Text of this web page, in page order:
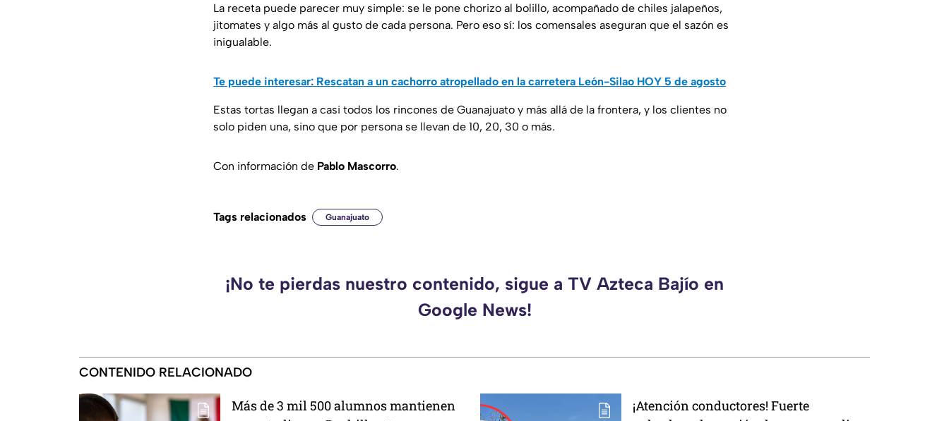
La receta puede parecer muy simple: se le pone chorizo al bolillo, acompañado de chiles jalapeños,
jitomates y algo más al gusto de cada persona. Pero eso sí: los comensales aseguran que el sazón es
inigualable.
Te puede interesar: Rescatan a un cachorro atropellado en la carretera León-Silao HOY 5 de agosto
Estas tortas llegan a casi todos los rincones de Guanajuato y más allá de la frontera, y los clientes no
solo piden una, sino que por persona se llevan de 10, 20, 30 o más.
Con información de Pablo Mascorro.
Tags relacionados Guanajuato
¡No te pierdas nuestro contenido, sigue a TV Azteca Bajío en
Google News!
CONTENIDO RELACIONADO
Más de 3 mil 500 alumnos mantienen
¡Atención conductores! Fuerte